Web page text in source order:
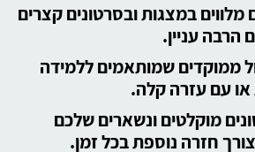
מלווים במצגות ובסרטונים קצרים
הרבה עניין.
ממוקדים שמותאמים ללמידה
עם עזרה קלה.
מוקלטים ונשארים שלכם
חזרה נוספת בכל זמן.